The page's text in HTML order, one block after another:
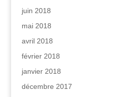
juin 2018
mai 2018
avril 2018
février 2018
janvier 2018
décembre 2017